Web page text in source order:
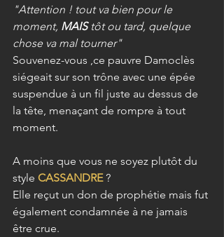
"Attention ! tout va bien pour le
moment, MAIS tôt ou tard, quelque
chose va mal tourner"
Souvenez-vous ,ce pauvre Damoclès
siégeait sur son trône avec une épée
suspendue à un fil juste au dessus de
la tête, menaçant de rompre à tout
moment.
A moins que vous ne soyez plutôt du
style CASSANDRE ?
Elle reçut un don de prophétie mais fut
également condamnée à ne jamais
être crue.